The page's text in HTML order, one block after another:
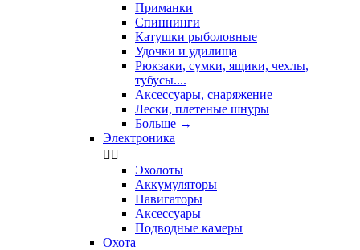
Приманки
Спиннинги
Катушки рыболовные
Удочки и удилища
Рюкзаки, сумки, ящики, чехлы,
тубусы....
Аксессуары, снаряжение
Лески, плетеные шнуры
Больше →
Электроника
 
Эхолоты
Аккумуляторы
Навигаторы
Аксессуары
Подводные камеры
Охота